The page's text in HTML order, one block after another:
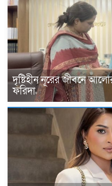
দৃষ্টিহীন নূরের জীবনে
ফরিদা